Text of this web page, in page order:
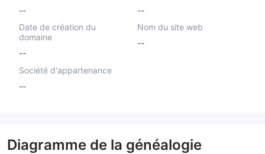
--
--
Date de création du
domaine
--
Nom du site web
--
Société d'appartenance
--
Diagramme de la généalogie